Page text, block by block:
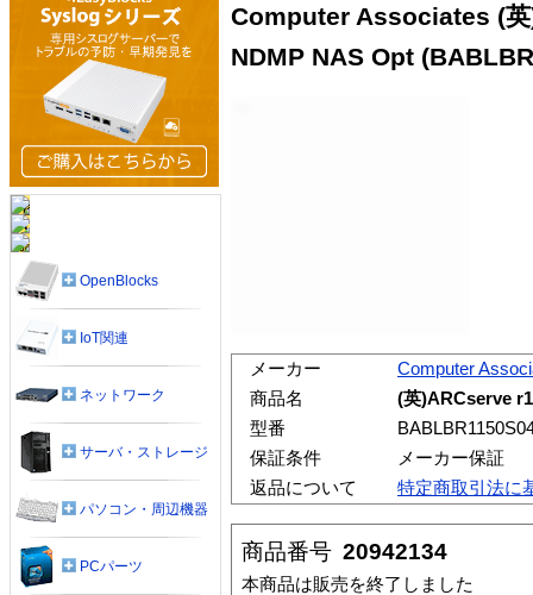
Computer Associates (
NDMP NAS Opt
メーカー
Computer
商品名
(英)ARCserve
型番
保証条件
メーカー保証
返品について
特定商取引法に
商品番号 20942134
本商品は販売を終了しました
OpenBlocks
IoT関連
ネットワーク
サーバ・ストレージ
パソコン・周辺機器
PCパーツ